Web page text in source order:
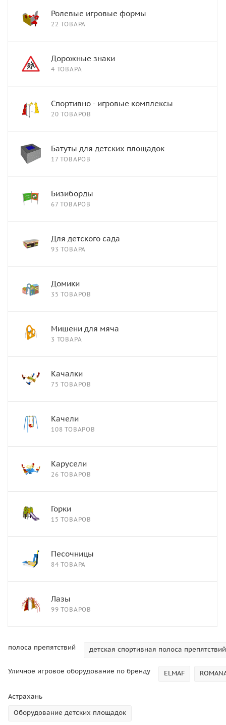
Ролевые игровые формы
22 ТОВАРА
Дорожные знаки
4 ТОВАРА
Спортивно - игровые комплексы
20 ТОВАРОВ
Батуты для детских площадок
17 ТОВАРОВ
Бизиборды
67 ТОВАРОВ
Для детского сада
93 ТОВАРА
Домики
35 ТОВАРОВ
Мишени для мяча
3 ТОВАРА
Качалки
75 ТОВАРОВ
Качели
108 ТОВАРОВ
Карусели
26 ТОВАРОВ
Горки
15 ТОВАРОВ
Песочницы
84 ТОВАРА
Лазы
99 ТОВАРОВ
полоса препятствий детская спортивная полоса препятствий
Уличное игровое оборудование по бренду ELMAF
Астрахань
Оборудование детских площадок